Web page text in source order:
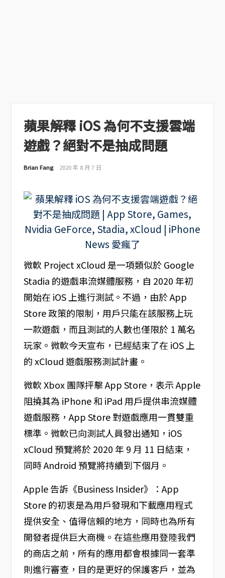
蘋果解釋 iOS 為何不支援雲端
遊戲？絕對不是抽成問題
Brian Fang 2020 年 8 月 7 日
微軟 Project xCloud 是一項類似於 Google
Stadia 的遊戲串流媒體服務，自 2020 年初
開始在 iOS 上進行測試。不過，由於 App
Store 政策的限制，用戶只能在該服務上玩
一款遊戲，而且測試的人數也僅限於 1 萬名
玩家。微軟今天宣布，已經結束了在 iOS 上
的 xCloud 遊戲服務測試計畫。
微軟 Xbox 團隊抨擊 App Store，表示 Apple
阻撓其為 iPhone 和 iPad 用戶提供串流媒體
遊戲服務，App Store 對遊戲應用一貫雙重
標準。微軟已向測試人員發出通知，iOS
xCloud 預覽將於 2020 年 9 月 11 日結束，
同時 Android 預覽將持續到下個月。
Apple 告訴《Business Insider》：App
Store 的初衷是為用戶發現和下載應用程式
提供安全、值得信賴的地方，同時也為所有
開發者提供巨大商機。在這些應用登陸我們
的商店之前，所有的應用都會根據同一套準
則進行審查，目的是更好的保護客戶，並為